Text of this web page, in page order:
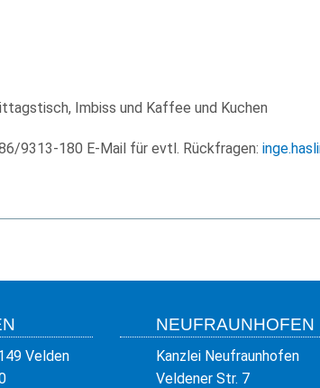
Imbiss und Kaffee und Kuchen
9313-180 E-Mail für evtl. Rückfragen:
Velden
NEUFRAUNHOFEN
Kanzlei Neufraunhofen
Veldener Str. 7